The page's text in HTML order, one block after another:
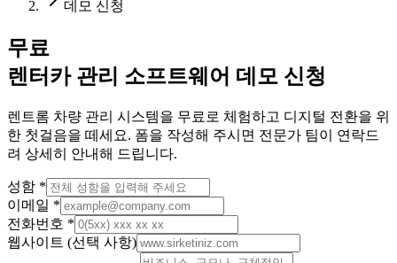
데모 신청
무료
렌터카 관리 소프트웨어 데모 신청
렌트롬 차량 관리 시스템을 무료로 체험하고 디지털 전환을 위
한 첫걸음을 떼세요. 폼을 작성해 주시면 전문가 팀이 연락드
려 상세히 안내해 드립니다.
성함 *
이메일 *
전화번호 *
웹사이트 (선택 사항)